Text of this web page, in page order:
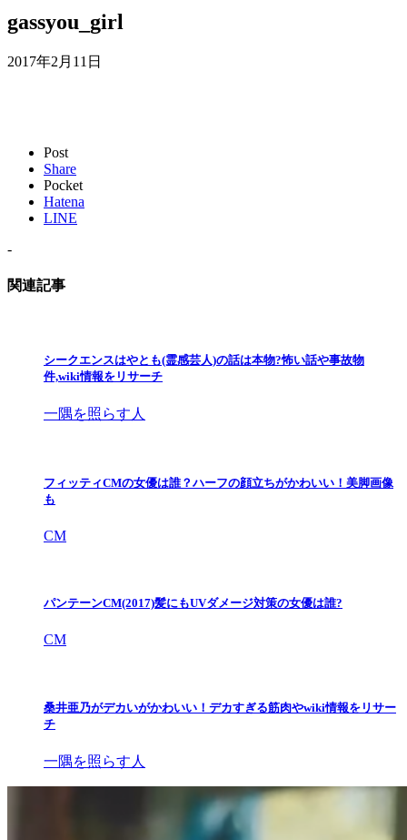
gassyou_girl
2017年2月11日
Post
Share
Pocket
Hatena
LINE
-
関連記事
シークエンスはやとも(霊感芸人)の話は本物?怖い話や事故物
件,wiki情報をリサーチ
一隅を照らす人
フィッティCMの女優は誰？ハーフの顔立ちがかわいい！美脚画像
も
CM
パンテーンCM(2017)髪にもUVダメージ対策の女優は誰?
CM
桑井亜乃がデカいがかわいい！デカすぎる筋肉やwiki情報をリサー
チ
一隅を照らす人